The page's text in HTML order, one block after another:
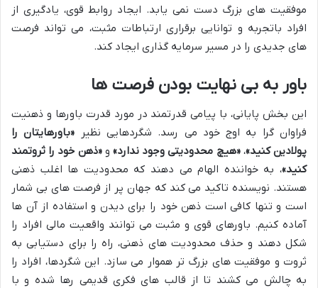
موفقیت های بزرگ دست نمی یابد. ایجاد روابط قوی، یادگیری از
افراد باتجربه و توانایی برقراری ارتباطات مثبت، می تواند فرصت
های جدیدی را در مسیر سرمایه گذاری ایجاد کند.
باور به بی نهایت بودن فرصت ها
این بخش پایانی، با پیامی قدرتمند در مورد قدرت باورها و ذهنیت
فراوان گرا به اوج خود می رسد. شگردهایی نظیر «باورهایتان را
پولادین کنید»،«هیچ محدودیتی وجود ندارد»و«ذهن خود را ثروتمند
کنید»، به خواننده الهام می دهند که محدودیت ها اغلب ذهنی
هستند. نویسنده تاکید می کند که جهان پر از فرصت های بی شمار
است و تنها کافی است ذهن خود را برای دیدن و استفاده از آن ها
آماده کنیم. باورهای قوی و مثبت می توانند واقعیت مالی افراد را
شکل دهند و حذف محدودیت های ذهنی، راه را برای دستیابی به
ثروت و موفقیت های بزرگ تر هموار می سازد. این شگردها، افراد را
به چالش می کشند تا از قالب های فکری قدیمی رها شده و با